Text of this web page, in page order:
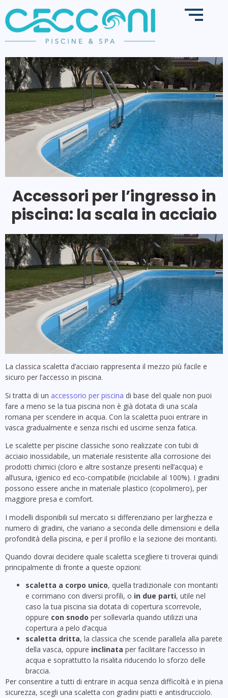
Accessori per l’ingresso in
piscina: la scala in acciaio
La classica scaletta d’acciaio rappresenta il mezzo più facile e
sicuro per l’accesso in piscina.
Si tratta di un accessorio per piscina di base del quale non puoi
fare a meno se la tua piscina non è già dotata di una scala
romana per scendere in acqua. Con la scaletta puoi entrare in
vasca gradualmente e senza rischi ed uscirne senza fatica.
Le scalette per piscine classiche sono realizzate con tubi di
acciaio inossidabile, un materiale resistente alla corrosione dei
prodotti chimici (cloro e altre sostanze presenti nell’acqua) e
all’usura, igienico ed eco-compatibile (riciclabile al 100%). I gradini
possono essere anche in materiale plastico (copolimero), per
maggiore presa e comfort.
I modelli disponibili sul mercato si differenziano per larghezza e
numero di gradini, che variano a seconda delle dimensioni e della
profondità della piscina, e per il profilo e la sezione dei montanti.
Quando dovrai decidere quale scaletta scegliere ti troverai quindi
principalmente di fronte a queste opzioni:
scaletta a corpo unico, quella tradizionale con montanti
e corrimano con diversi profili, o in due parti, utile nel
caso la tua piscina sia dotata di copertura scorrevole,
oppure con snodo per sollevarla quando utilizzi una
copertura a pelo d’acqua
scaletta dritta, la classica che scende parallela alla parete
della vasca, oppure inclinata per facilitare l’accesso in
acqua e soprattutto la risalita riducendo lo sforzo delle
braccia.
Per consentire a tutti di entrare in acqua senza difficoltà e in piena
sicurezza, scegli una scaletta con gradini piatti e antisdrucciolo.